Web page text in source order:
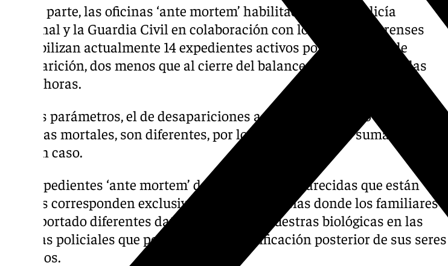
Por su parte, las oficinas ‘ante mortem’ habilitadas por la Policía
Nacional y la Guardia Civil en colaboración con los médicos forenses
contabilizan actualmente 14 expedientes activos por denuncias de
desaparición, dos menos que al cierre del balance de ayer jueves, a las
20.00 horas.
Ambos parámetros, el de desapariciones activas y el número total de
víctimas mortales, son diferentes, por lo que no deben ser sumados en
ningún caso.
Los expedientes ‘ante mortem’ de personas desaparecidas que están
activos corresponden exclusivamente a denuncias donde los familiares
han aportado diferentes datos y facilitado muestras biológicas en las
oficinas policiales que permitirán la identificación posterior de sus seres
queridos.